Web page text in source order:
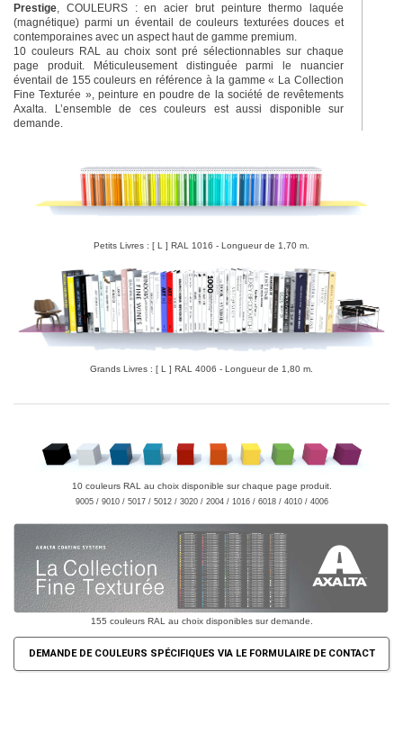
Prestige , COULEURS : en acier brut peinture thermo laquée
(magnétique) parmi un éventail de couleurs texturées douces et
contemporaines avec un aspect haut de gamme premium.
10 couleurs RAL au choix sont pré sélectionnables sur chaque
page produit. Méticuleusement distinguée parmi le nuancier
éventail de 155 couleurs en référence à la gamme « La Collection
Fine Texturée », peinture en poudre de la société de revêtements
Axalta. L’ensemble de ces couleurs est aussi disponible sur
demande.
Petits Livres : [ L ] RAL 1016 - Longueur de 1,70 m.
Grands Livres : [ L ] RAL 4006 - Longueur de 1,80 m.
10 couleurs RAL au choix disponible sur chaque page produit.
9005 / 9010 / 5017 / 5012 / 3020 / 2004 / 1016 / 6018 / 4010 / 4006
155 couleurs RAL au choix disponibles sur demande.
DEMANDE DE COULEURS SPÉCIFIQUES VIA LE FORMULAIRE DE CONTACT